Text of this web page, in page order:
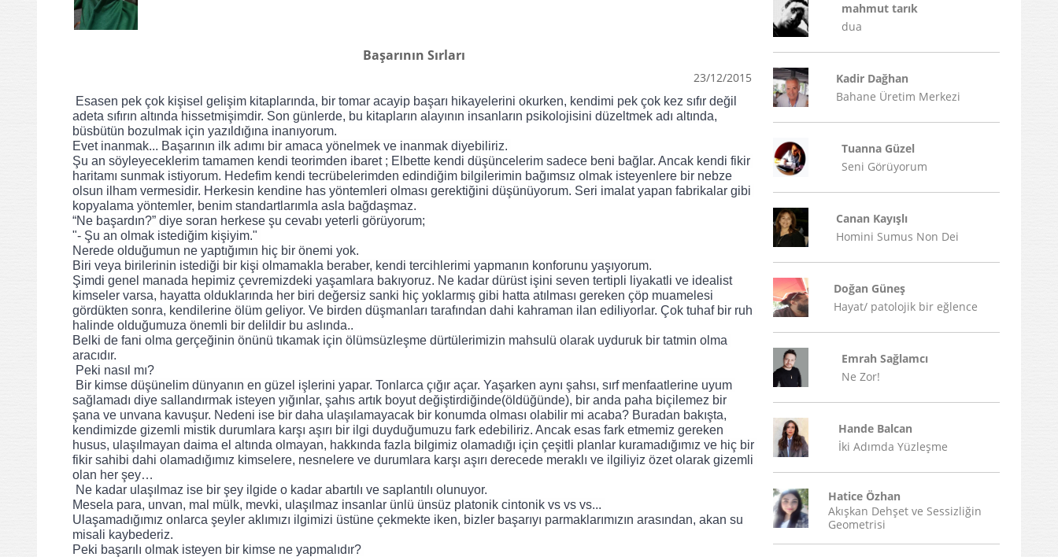
Başarının Sırları
23/12/2015
Esasen pek çok kişisel gelişim kitaplarında, bir tomar acayip başarı hikayelerini okurken, kendimi pek çok kez sıfır değil
adeta sıfırın altında hissetmişimdir. Son günlerde, bu kitapların alayının insanların psikolojisini düzeltmek adı altında,
büsbütün bozulmak için yazıldığına inanıyorum.
Evet inanmak... Başarının ilk adımı bir amaca yönelmek ve inanmak diyebiliriz.
Şu an söyleyeceklerim tamamen kendi teorimden ibaret ; Elbette kendi düşüncelerim sadece beni bağlar. Ancak kendi fikir
haritamı sunmak istiyorum. Hedefim kendi tecrübelerimden edindiğim bilgilerimin bağımsız olmak isteyenlere bir nebze
olsun ilham vermesidir. Herkesin kendine has yöntemleri olması gerektiğini düşünüyorum. Seri imalat yapan fabrikalar gibi
kopyalama yöntemler, benim standartlarımla asla bağdaşmaz.
“Ne başardın?” diye soran herkese şu cevabı yeterli görüyorum;
"- Şu an olmak istediğim kişiyim."
Nerede olduğumun ne yaptığımın hiç bir önemi yok.
Biri veya birilerinin istediği bir kişi olmamakla beraber, kendi tercihlerimi yapmanın konforunu yaşıyorum.
Şimdi genel manada hepimiz çevremizdeki yaşamlara bakıyoruz. Ne kadar dürüst işini seven tertipli liyakatli ve idealist
kimseler varsa, hayatta olduklarında her biri değersiz sanki hiç yoklarmış gibi hatta atılması gereken çöp muamelesi
gördükten sonra, kendilerine ölüm geliyor. Ve birden düşmanları tarafından dahi kahraman ilan ediliyorlar. Çok tuhaf bir ruh
halinde olduğumuza önemli bir delildir bu aslında..
Belki de fani olma gerçeğinin önünü tıkamak için ölümsüzleşme dürtülerimizin mahsulü olarak uyduruk bir tatmin olma
aracıdır.
Peki nasıl mı?
sağlamadı diye sallandırmak isteyen yığınlar, şahıs artık boyut değiştirdiğinde(öldüğünde), bir anda paha biçilemez bir
şana ve unvana kavuşur. Nedeni ise bir daha ulaşılamayacak bir konumda olması olabilir mi acaba? Buradan bakışta,
kendimizde gizemli mistik durumlara karşı aşırı bir ilgi duyduğumuzu fark edebiliriz. Ancak esas fark etmemiz gereken
husus, ulaşılmayan daima el altında olmayan, hakkında fazla bilgimiz olamadığı için çeşitli planlar kuramadığımız ve hiç bir
fikir sahibi dahi olamadığımız kimselere, nesnelere ve durumlara karşı aşırı derecede meraklı ve ilgiliyiz özet olarak gizemli
olan her şey…
Ne kadar ulaşılmaz ise bir şey ilgide o kadar abartılı ve saplantılı olunuyor.
Mesela para, unvan, mal mülk, mevki, ulaşılmaz insanlar ünlü ünsüz platonik cintonik vs vs vs...
Ulaşamadığımız onlarca şeyler aklımızı ilgimizi üstüne çekmekte iken, bizler başarıyı parmaklarımızın arasından, akan su
misali kaybederiz.
Peki başarılı olmak isteyen bir kimse ne yapmalıdır?
mahmut tarık
dua
Kadir Dağhan
Bahane Üretim Merkezi
Tuanna Güzel
Seni Görüyorum
Canan Kayışlı
Homini Sumus Non Dei
Doğan Güneş
Hayat/ patolojik bir eğlence
Emrah Sağlamcı
Ne Zor!
Hande Balcan
İki Adımda Yüzleşme
Hatice Özhan
Akışkan Dehşet ve Sessizliğin
Geometrisi